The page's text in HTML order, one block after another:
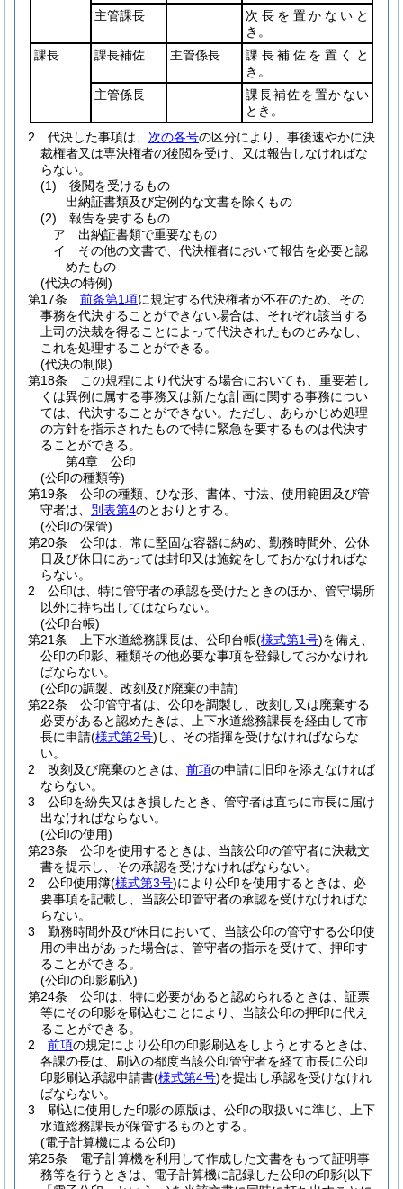
主管課長
次長を置かないと
き。
課長
課長補佐 主管係長
課長補佐を置くと
き。
主管係長
課長補佐を置かない
とき。
2
代決した事項は、 次の各号の区分により、事後速やかに決
裁権者又は専決権者の後閲を受け、又は報告しなければな
らない。
(1)
後閲を受けるもの
出納証書類及び定例的な文書を除くもの
(2)
報告を要するもの
ア
出納証書類で重要なもの
イ
その他の文書で、代決権者において報告を必要と認
めたもの
(代決の特例)
第17条
前条第1項に規定する代決権者が不在のため、その
事務を代決することができない場合は、それぞれ該当する
上司の決裁を得ることによって代決されたものとみなし、
これを処理することができる。
(代決の制限)
第18条
この規程により代決する場合においても、重要若し
くは異例に属する事務又は新たな計画に関する事務につい
ては、代決することができない。 ただし、あらかじめ処理
の方針を指示されたもので特に緊急を要するものは代決す
ることができる。
第4章
公印
(公印の種類等)
第19条
公印の種類、ひな形、書体、寸法、使用範囲及び管
守者は、 別表第4のとおりとする。
(公印の保管)
第20条
公印は、常に堅固な容器に納め、勤務時間外、公休
日及び休日にあっては封印又は施錠をしておかなければな
らない。
2
公印は、特に管守者の承認を受けたときのほか、管守場所
以外に持ち出してはならない。
(公印台帳)
第21条
上下水道総務課長は、公印台帳(様式第1号)を備え、
公印の印影、種類その他必要な事項を登録しておかなけれ
ばならない。
(公印の調製、改刻及び廃棄の申請)
第22条
公印管守者は、公印を調製し、改刻し又は廃棄する
必要があると認めたきは、上下水道総務課長を経由して市
長に申請(様式第2号) し、その指揮を受けなければならな
い。
2
改刻及び廃棄のときは、 前項の申請に旧印を添えなければ
ならない。
3
公印を紛失又はき損したとき、管守者は直ちに市長に届け
出なければならない。
(公印の使用)
第23条
公印を使用するときは、当該公印の管守者に決裁文
書を提示し、その承認を受けなければならない。
2
公印使用簿(様式第3号)により公印を使用するときは、必
要事項を記載し、当該公印管守者の承認を受けなければな
らない。
3
勤務時間外及び休日において、当該公印の管守する公印使
用の申出があった場合は、管守者の指示を受けて、押印す
ることができる。
(公印の印影刷込)
第24条
公印は、特に必要があると認められるときは、証票
等にその印影を刷込むことにより、当該公印の押印に代え
ることができる。
2
前項の規定により公印の印影刷込をしようとするときは、
各課の長は、刷込の都度当該公印管守者を経て市長に公印
印影刷込承認申請書(様式第4号)を提出し承認を受けなけれ
ばならない。
3
刷込に使用した印影の原版は、公印の取扱いに準じ、上下
水道総務課長が保管するものとする。
(電子計算機による公印)
第25条
電子計算機を利用して作成した文書をもって証明事
務等を行うときは、電子計算機に記録した公印の印影(以下